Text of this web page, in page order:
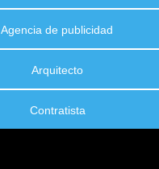
Agencia de publicidad
Arquitecto
Contratista